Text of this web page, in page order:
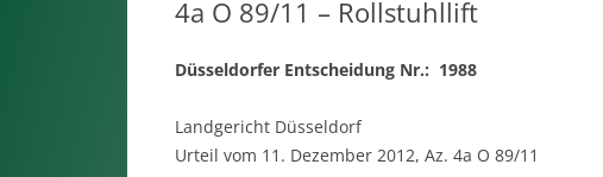
4a O 89/11 – Rollstuhllift
Düsseldorfer Entscheidung Nr.: 1988
Landgericht Düsseldorf
Urteil vom 11. Dezember 2012, Az. 4a O 89/11